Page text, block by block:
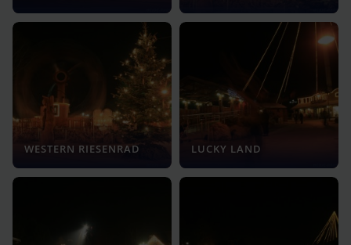
WESTERN RIESENRAD LUCKY LAND